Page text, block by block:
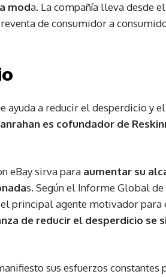
moda. La compañía lleva desde
de consumidor a
ayuda a reducir el desperdicio y
es cofundador de
eBay sirva para aumentar su
s. Según el Informe Global
principal agente motivador para
de reducir el desperdicio se
sus esfuerzos constantes